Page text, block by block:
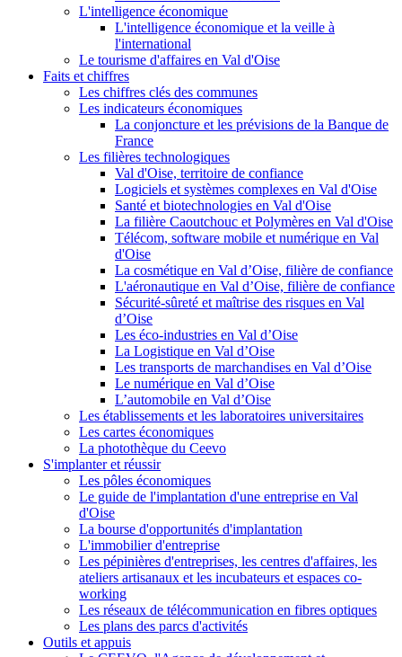
L'intelligence économique
L'intelligence économique et la veille à
l'international
Le tourisme d'affaires en Val d'Oise
Faits et chiffres
Les chiffres clés des communes
Les indicateurs économiques
La conjoncture et les prévisions de la Banque de
France
Les filières technologiques
Val d'Oise, territoire de confiance
Logiciels et systèmes complexes en Val d'Oise
Santé et biotechnologies en Val d'Oise
La filière Caoutchouc et Polymères en Val d'Oise
Télécom, software mobile et numérique en Val
d'Oise
La cosmétique en Val d’Oise, filière de confiance
L'aéronautique en Val d’Oise, filière de confiance
Sécurité-sûreté et maîtrise des risques en Val
d’Oise
Les éco-industries en Val d’Oise
La Logistique en Val d’Oise
Les transports de marchandises en Val d’Oise
Le numérique en Val d’Oise
L’automobile en Val d’Oise
Les établissements et les laboratoires universitaires
Les cartes économiques
La photothèque du Ceevo
S'implanter et réussir
Les pôles économiques
Le guide de l'implantation d'une entreprise en Val
d'Oise
La bourse d'opportunités d'implantation
L'immobilier d'entreprise
Les pépinières d'entreprises, les centres d'affaires, les
ateliers artisanaux et les incubateurs et espaces co-
working
Les réseaux de télécommunication en fibres optiques
Les plans des parcs d'activités
Outils et appuis